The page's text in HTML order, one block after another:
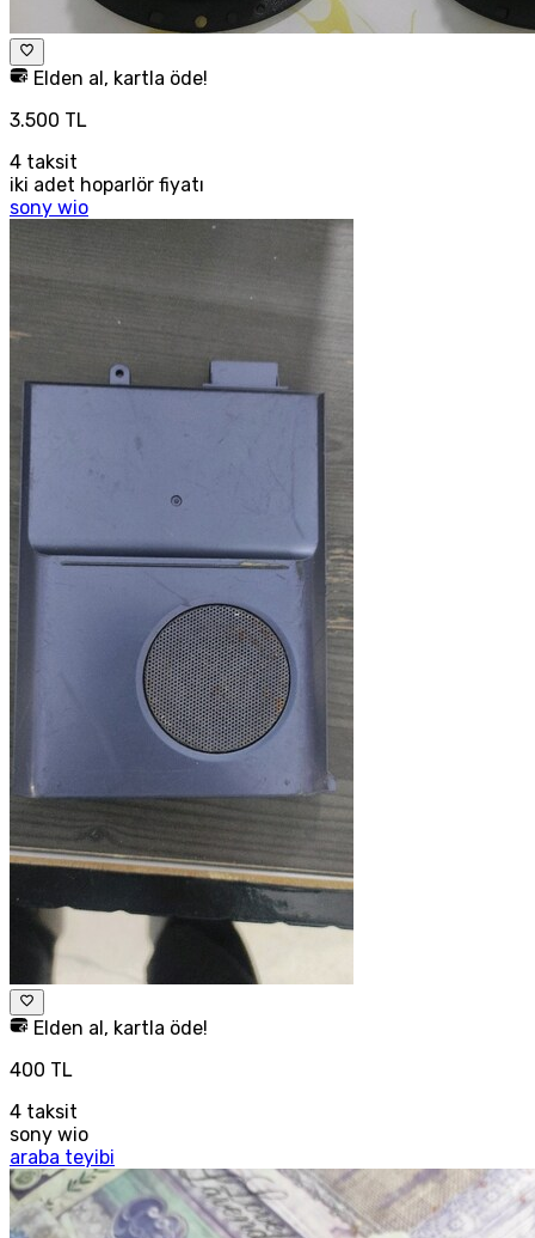
Elden al, kartla öde!
3.500 TL
4 taksit
iki adet hoparlör fiyatı
sony wio
Elden al, kartla öde!
400 TL
4 taksit
sony wio
araba teyibi